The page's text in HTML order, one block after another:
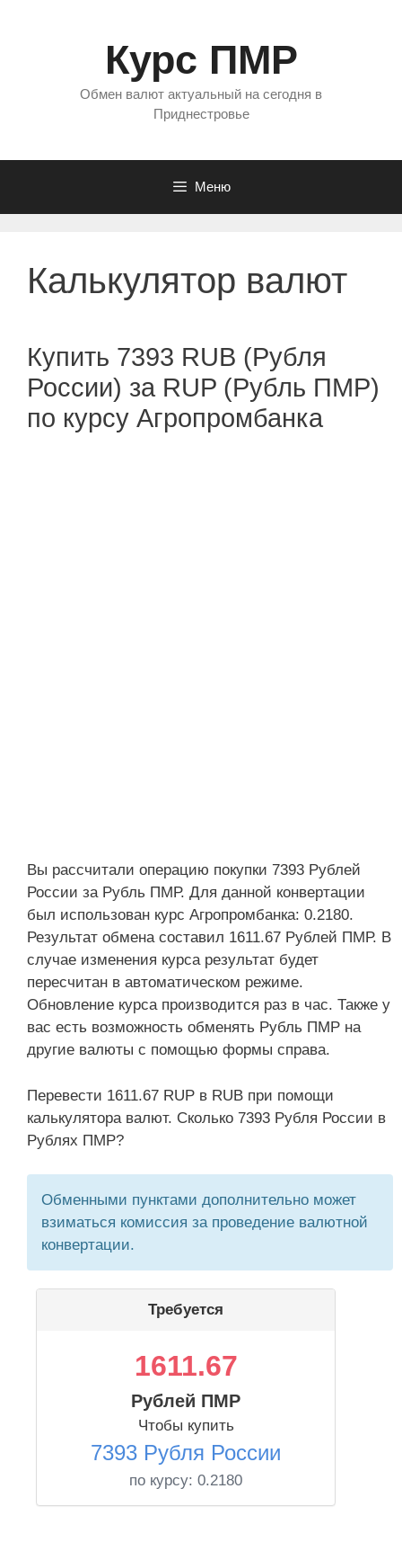
Курс ПМР
Обмен валют актуальный на сегодня в
Приднестровье
Меню
Калькулятор валют
Купить 7393 RUB (Рубля
России) за RUP (Рубль ПМР)
по курсу Агропромбанка
Вы рассчитали операцию покупки 7393 Рублей
России за Рубль ПМР. Для данной конвертации
был использован курс Агропромбанка: 0.2180.
Результат обмена составил 1611.67 Рублей ПМР. В
случае изменения курса результат будет
пересчитан в автоматическом режиме.
Обновление курса производится раз в час. Также у
вас есть возможность обменять Рубль ПМР на
другие валюты с помощью формы справа.
Перевести 1611.67 RUP в RUB при помощи
калькулятора валют. Сколько 7393 Рубля России в
Рублях ПМР?
Обменными пунктами дополнительно может
взиматься комиссия за проведение валютной
конвертации.
Требуется
1611.67
Рублей ПМР
Чтобы купить
7393 Рубля России
по курсу: 0.2180